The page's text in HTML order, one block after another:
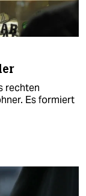
rechten
Es formiert